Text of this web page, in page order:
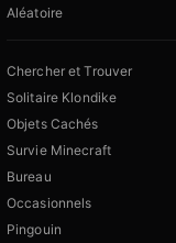
Aléatoire
Chercher et Trouver
Solitaire Klondike
Objets Cachés
Survie Minecraft
Bureau
Occasionnels
Pingouin